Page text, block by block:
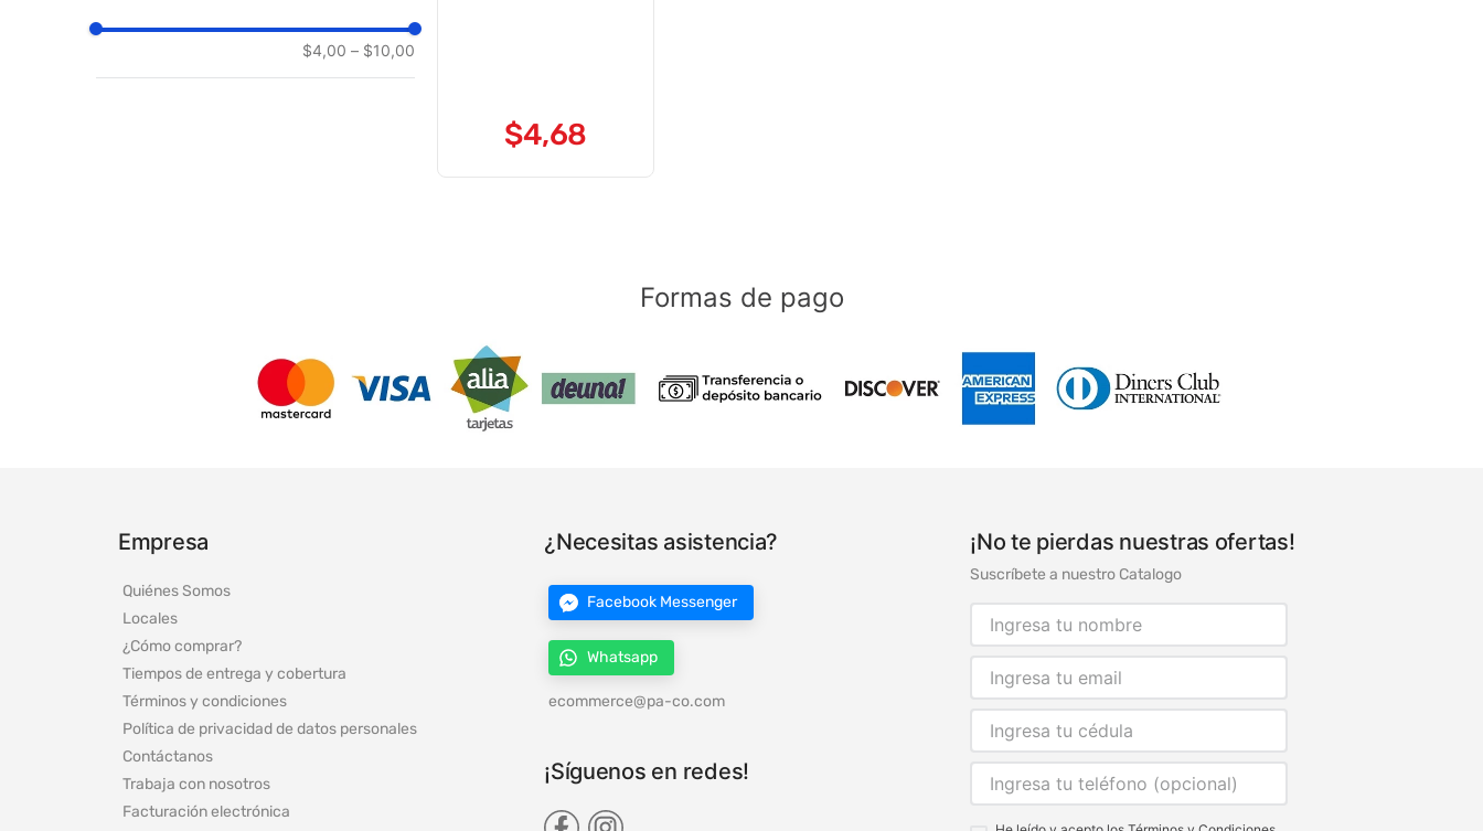
$4,00 – $10,00
$4,68
Formas de pago
Empresa
Quiénes Somos
Locales
¿Cómo comprar?
Tiempos de entrega y cobertura
Términos y condiciones
Política de privacidad de datos personales
Contáctanos
Trabaja con nosotros
Facturación electrónica
¿Necesitas asistencia?
Facebook Messenger
Whatsapp
ecommerce@pa-co.com
¡Síguenos en redes!
¡No te pierdas nuestras ofertas!
Suscríbete a nuestro Catalogo